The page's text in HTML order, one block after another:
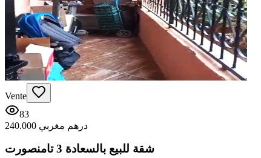
Vente
83
240.000 درهم مغربي
شقة للبيع بالسعادة 3 تامنصورت